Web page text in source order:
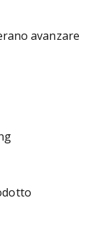
avanzare